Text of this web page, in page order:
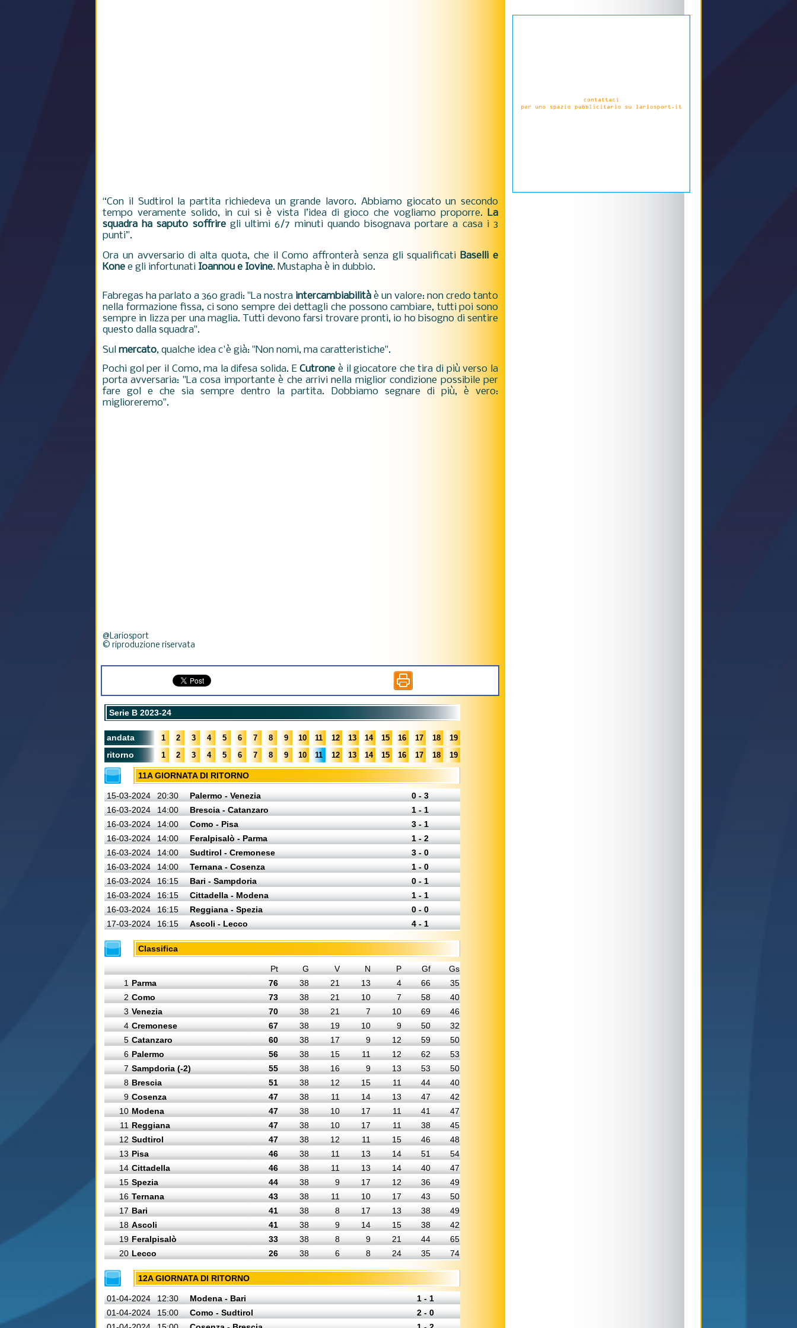
“Con il Sudtirol la partita richiedeva un grande lavoro. Abbiamo giocato un secondo
tempo veramente solido, in cui si è vista l’idea di gioco che vogliamo proporre. La
squadra ha saputo soffriregli ultimi 6/7 minuti quando bisognava portare a casa i 3
punti”.
Ora un avversario di alta quota, che il Como affronterà senza gli squalificatiBaselli e
Kone e gli infortunati Ioannou e Iovine. Mustapha è in dubbio.
Fabregas ha parlato a 360 gradi: "La nostra intercambiabilità è un valore: non credo tanto
nella formazione fissa, ci sono sempre dei dettagli che possono cambiare, tutti poi sono
sempre in lizza per una maglia. Tutti devono farsi trovare pronti, io ho bisogno di sentire
questo dalla squadra".
Sul mercato, qualche idea c'è già: "Non nomi, ma caratteristiche".
Pochi gol per il Como, ma la difesa solida. ECutrone è il giocatore che tira di più verso la
porta avversaria: "La cosa importante è che arrivi nella miglior condizione possibile per
fare gol e che sia sempre dentro la partita. Dobbiamo segnare di più, è vero:
miglioreremo".
@Lariosport
© riproduzione riservata
Serie B 2023-24
andata 1 2 3 4 5 6 7 8 9 10 11 12 13 14 15 16 17 18 19
ritorno 1 2 3 4 5 6 7 8 9 10 11 12 13 14 15 16 17 18 19
11A GIORNATA DI RITORNO
15-03-2024 20:30 Palermo - Venezia
0 - 3
16-03-2024
14:00 Brescia - Catanzaro
1 - 1
16-03-2024
14:00 Como - Pisa
3 - 1
16-03-2024
14:00 Feralpisalò - Parma
1 - 2
16-03-2024
14:00 Sudtirol - Cremonese
3 - 0
16-03-2024
14:00 Ternana - Cosenza
1 - 0
16-03-2024
16:15 Bari - Sampdoria
0 - 1
16-03-2024
16:15 Cittadella - Modena
1 - 1
16-03-2024
16:15 Reggiana - Spezia
0 - 0
17-03-2024
16:15 Ascoli - Lecco 4 - 1
Classifica
Pt G V N P Gf
Gs
1 Parma 76 38 21 13 4 66
35
2 Como 73 38 21 10 7 58
40
3 Venezia 70 38 21 7 10 69
46
4 Cremonese 67 38 19 10 9 50
32
5 Catanzaro 60 38 17 9 12 59
50
6 Palermo 56 38 15 11 12 62
53
7 Sampdoria (-2) 55 38 16 9 13 53
50
8 Brescia 51 38 12 15 11 44
40
9 Cosenza 47 38 11 14 13 47
42
10 Modena 47 38 10 17 11 41
47
11 Reggiana 47 38 10 17 11 38
45
12 Sudtirol 47 38 12 11 15 46
48
13 Pisa 46 38 11 13 14 51
54
14 Cittadella 46 38 11 13 14 40
47
15 Spezia 44 38 9 17 12 36
49
16 Ternana 43 38 11 10 17 43
50
17 Bari 41 38 8 17 13 38
49
18 Ascoli 41 38 9 14 15 38
42
19 Feralpisalò 33 38 8 9 21 44
65
20 Lecco 26 38 6 8 24 35 74
12A GIORNATA DI RITORNO
01-04-2024 12:30 Modena - Bari
1 - 1
01-04-2024
15:00 Como - Sudtirol
2 - 0